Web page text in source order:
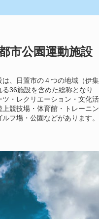
市公園運動施設
、日置市の４つの地域（伊集
36施設を含めた総称となり
・レクリエーション・文化活
競技場・体育館・トレーニン
フ場・公園などがあります。